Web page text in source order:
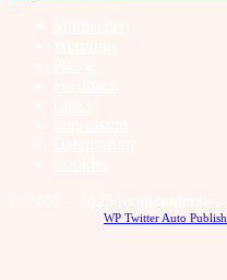
WP Twitter Auto Publish